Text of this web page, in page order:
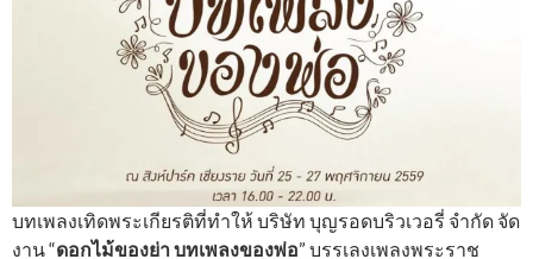
บทเพลงเทิดพระเกียรติที่ทำให้ บริษัท บุญรอดบริวเวอรี่ จำกัด จัด
งาน “ดอกไม้ของย่า บทเพลงของพ่อ” บรรเลงเพลงพระราช